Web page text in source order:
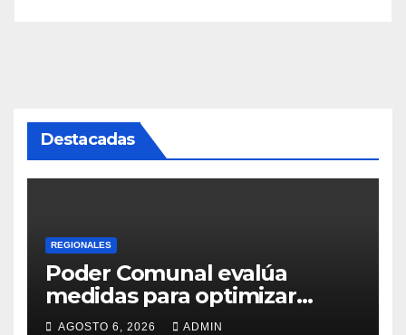
Destacadas
REGIONALES
Poder Comunal evalúa
medidas para optimizar
servicio de agua
AGOSTO 6, 2026 ADMIN